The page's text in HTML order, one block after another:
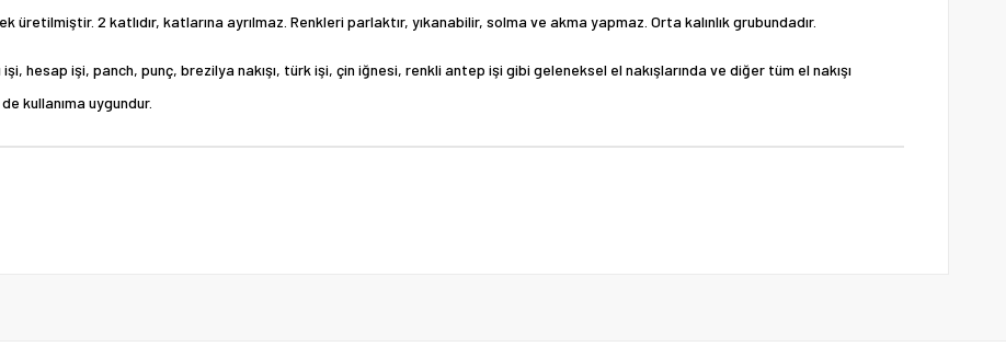
üretilmiştir. 2 katlıdır, katlarına ayrılmaz. Renkleri parlaktır, yıkanabilir, solma ve akma yapmaz. Orta kalınlık grubundadır.
hesap işi, panch, punç, brezilya nakışı, türk işi, çin iğnesi, renkli antep işi gibi geleneksel el nakışlarında ve diğer tüm el nakışı
kullanıma uygundur.